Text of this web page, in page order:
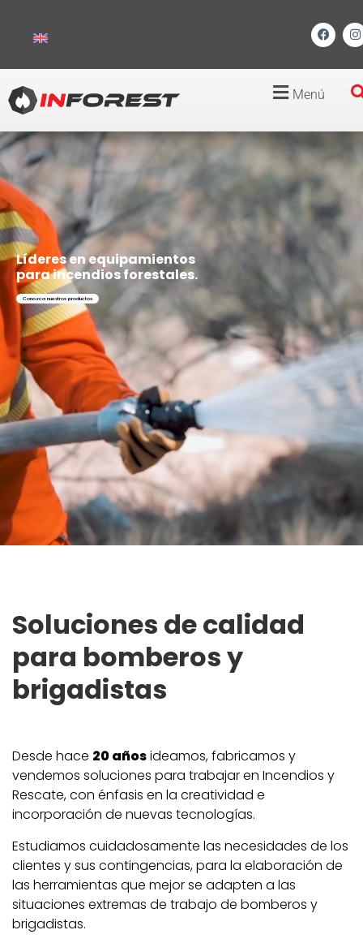
Menú
Líderes en equipamientos
para incendios forestales.
Conozca nuestros productos
Soluciones de calidad
para bomberos y
brigadistas
Desde hace 20añosideamos, fabricamos y
vendemos soluciones para trabajar en Incendios y
Rescate, con énfasis en la creatividad e
incorporación de nuevas tecnologías.
Estudiamos cuidadosamente las necesidades de los
clientes y sus contingencias, para la elaboración de
las herramientas que mejor se adapten a las
situaciones extremas de trabajo de bomberos y
brigadistas.